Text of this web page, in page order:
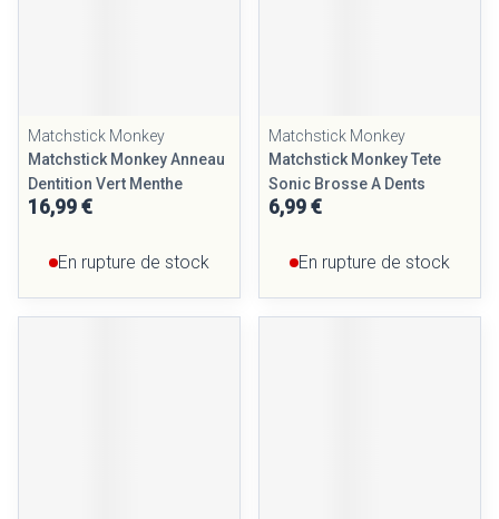
Matchstick Monkey
Matchstick Monkey Anneau
Dentition Vert Menthe
16,99 €
En rupture de stock
Matchstick Monkey
Matchstick Monkey Tete
Sonic Brosse A Dents
6,99 €
En rupture de stock